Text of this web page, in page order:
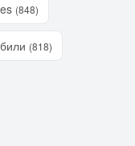
(848)
(818)